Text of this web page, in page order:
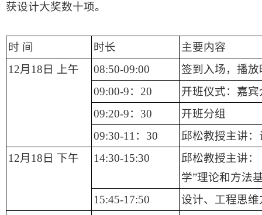
获设计大奖数十项。
时 间 时长
主要内容
12月18日
上午 08:50-09:00
签到入场，播
09:00-9：20
开班仪式：嘉
09:20-9：30
开班分组
09:30-11：30
邱松教授主讲
12月18日 下午 14:30-15:30
邱松教授主讲：
学”理论和方法
15:45-17:50
设计、工程思